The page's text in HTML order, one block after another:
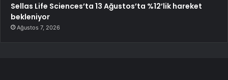
Sellas Life Sciences’ta 13 Ağustos’ta %12’lik hareket
bekleniyor
Ağustos 7, 2026